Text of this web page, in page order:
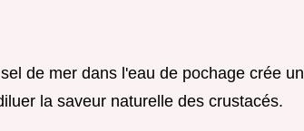
de mer dans l'eau de pochage crée un
la saveur naturelle des crustacés.